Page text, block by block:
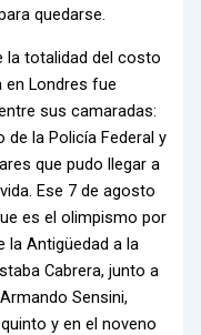
quedarse.
la totalidad del costo
en Londres fue
sus camaradas:
de la Policía Federal y
que pudo llegar a
Ese 7 de agosto
es el olimpismo por
la Antigüedad a la
Cabrera, junto a
Sensini,
y en el noveno